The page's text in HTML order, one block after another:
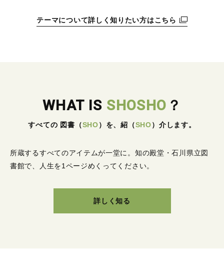
テーマについて詳しく知りたい方はこちら
WHAT IS SHOSHO ？
すべての 図書 （SHO） を、紹 （SHO） 介します。
所蔵するすべてのアイテムが一堂に。 知の殿堂・石川県立図
書館で、人生を1ページめくってください。
詳しく知る